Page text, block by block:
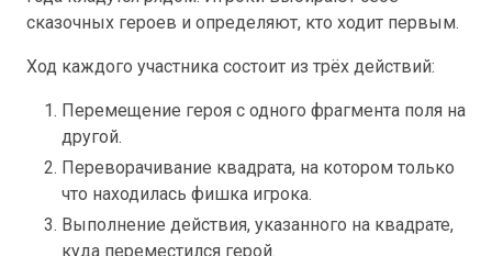
сказочных героев и определяют, кто ходит первым.
Ход каждого участника состоит из трёх действий:
Перемещение героя с одного фрагмента поля на
другой.
Переворачивание квадрата, на котором только
что находилась фишка игрока.
Выполнение действия, указанного на квадрате,
куда переместился герой.